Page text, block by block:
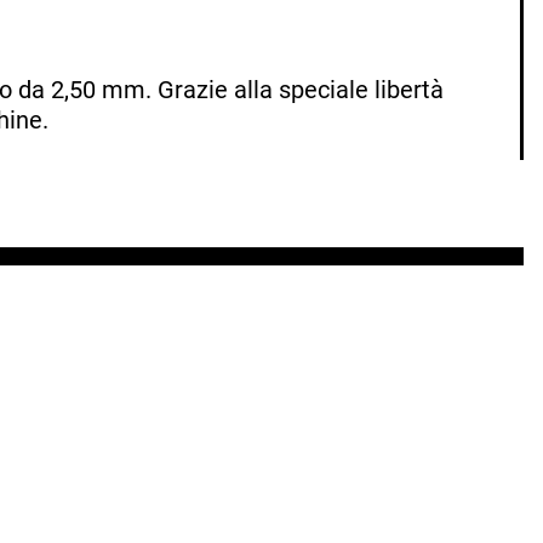
da 2,50 mm. Grazie alla speciale libertà